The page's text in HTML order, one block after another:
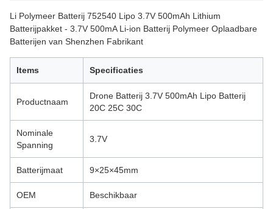
Li Polymeer Batterij 752540 Lipo 3.7V 500mAh Lithium
Batterijpakket - 3.7V 500mA Li-ion Batterij Polymeer Oplaadbare
Batterijen van Shenzhen Fabrikant
Items Specificaties
Productnaam
Drone Batterij 3.7V 500mAh Lipo Batterij
20C 25C 30C
Nominale
Spanning
3.7V
Batterijmaat 9×25×45mm
OEM Beschikbaar